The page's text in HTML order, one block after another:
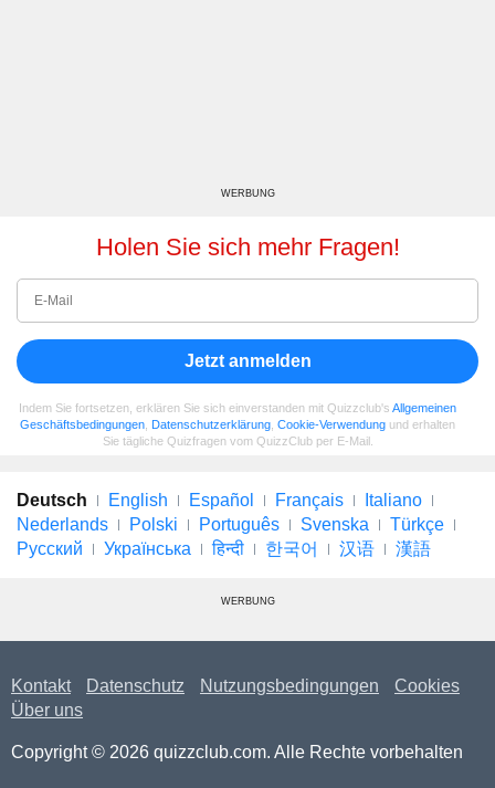
WERBUNG
Holen Sie sich mehr Fragen!
Jetzt anmelden
Indem Sie fortsetzen, erklären Sie sich einverstanden mit Quizzclub's Allgemeinen
Geschäftsbedingungen Datenschutzerklärung Cookie-Verwendung und erhalten
Sie tägliche Quizfragen vom QuizzClub per E-Mail.
Deutsch English Español Français
Italiano
Nederlands
Polski Português Svenska
Türkçe
Русский
Українська हिन्दी 한국어 汉语 漢語
WERBUNG
Kontakt Datenschutz Nutzungsbedingungen
Cookies
Über uns
Copyright © 2026 quizzclub.com. Alle Rechte vorbehalten